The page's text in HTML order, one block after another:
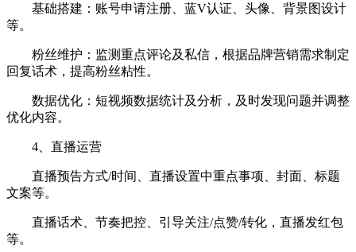
基础搭建：账号申请注册、蓝V认证、头像、背景图设计
等。
粉丝维护：监测重点评论及私信，根据品牌营销需求制定
回复话术，提高粉丝粘性。
数据优化：短视频数据统计及分析，及时发现问题并调整
优化内容。
4、直播运营
直播预告方式/时间、直播设置中重点事项、封面、标题
文案等。
直播话术、节奏把控、引导关注/点赞/转化，直播发红包
等。